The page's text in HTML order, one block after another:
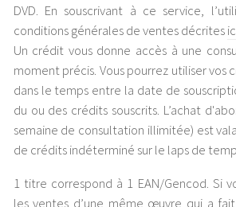
DVD. En souscrivant à ce service,
conditions générales de ventes décrites
Un crédit vous donne accès à une
moment précis. Vous pourrez utiliser vos
dans le temps entre la date de
du ou des crédits souscrits. L’achat
semaine de consultation illimitée) est
de crédits indéterminé sur le laps de
1 titre correspond à 1 EAN/Gencod. Si
les ventes d’une même œuvre qui a